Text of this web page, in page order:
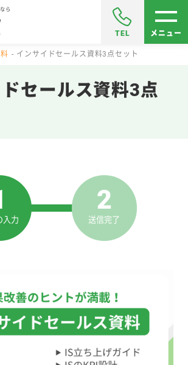
ら
TEL メニュー
インサイドセールス資料3点セット
セールス資料3点
入力
2
送信完了